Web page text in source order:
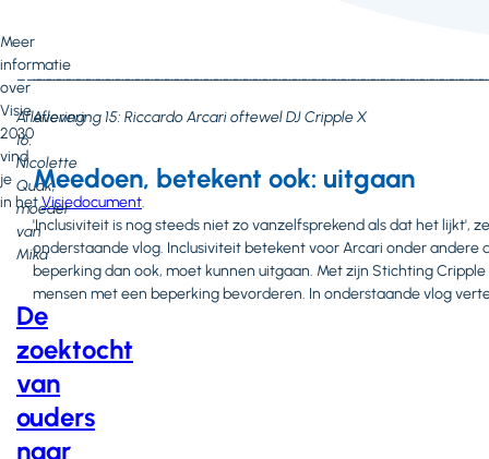
Meer
informatie
over
Visie
2030
vind
je
in hetVisiedocument.
Aflevering
16:
Nicolette
Quak,
moeder
van
Mika
De
zoektocht
van
ouders
naar
Aflevering 15: Riccardo Arcari oftewel DJ Cripple X
Meedoen, betekent ook: uitgaan
'Inclusiviteit is nog steeds niet zo vanzelfsprekend als dat het lijkt',
onderstaande vlog. Inclusiviteit betekent voor Arcari onder
beperking dan ook, moet kunnen uitgaan. Met zijn Stichting
mensen met een beperking bevorderen. In onderstaande vlog